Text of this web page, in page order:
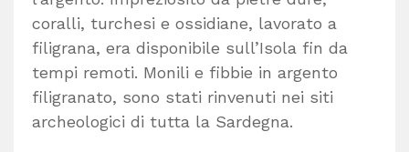
coralli, turchesi e ossidiane, lavorato a
filigrana, era disponibile sull’Isola fin da
tempi remoti. Monili e fibbie in argento
filigranato, sono stati rinvenuti nei siti
archeologici di tutta la Sardegna.